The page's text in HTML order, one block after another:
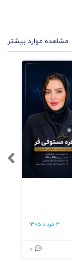
شیو?
آن روز
مشاهده موارد بیشتر
3 مرداد 1405